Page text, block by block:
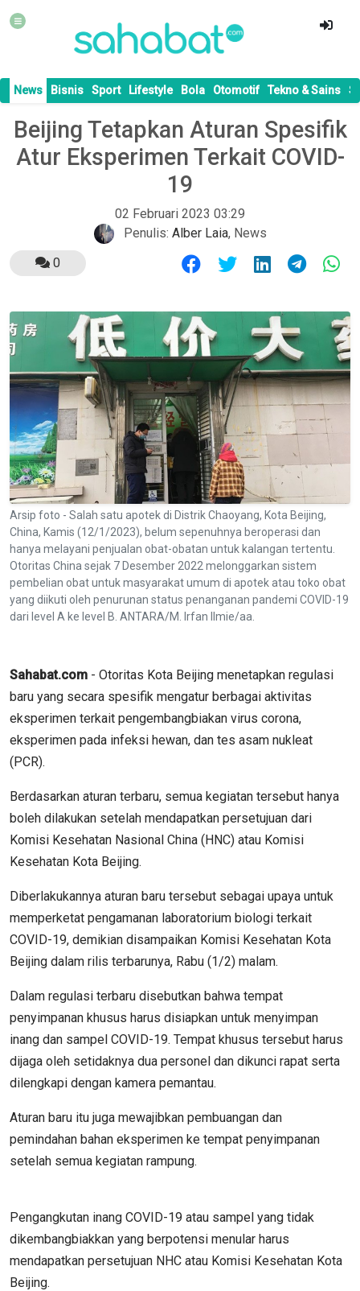
News Bisnis Sport Lifestyle Bola Otomotif Tekno & Sains
Beijing Tetapkan Aturan Spesifik
Atur Eksperimen Terkait COVID-
19
02 Februari 2023 03:29
Penulis: Alber Laia, News
0
Arsip foto - Salah satu apotek di Distrik Chaoyang, Kota Beijing,
China, Kamis (12/1/2023), belum sepenuhnya beroperasi dan
hanya melayani penjualan obat-obatan untuk kalangan tertentu.
Otoritas China sejak 7 Desember 2022 melonggarkan sistem
pembelian obat untuk masyarakat umum di apotek atau toko obat
yang diikuti oleh penurunan status penanganan pandemi COVID-19
dari level A ke level B. ANTARA/M. Irfan Ilmie/aa.
Sahabat.com - Otoritas Kota Beijing menetapkan regulasi
baru yang secara spesifik mengatur berbagai aktivitas
eksperimen terkait pengembangbiakan virus corona,
eksperimen pada infeksi hewan, dan tes asam nukleat
(PCR).
Berdasarkan aturan terbaru, semua kegiatan tersebut hanya
boleh dilakukan setelah mendapatkan persetujuan dari
Komisi Kesehatan Nasional China (HNC) atau Komisi
Kesehatan Kota Beijing.
Diberlakukannya aturan baru tersebut sebagai upaya untuk
memperketat pengamanan laboratorium biologi terkait
COVID-19, demikian disampaikan Komisi Kesehatan Kota
Beijing dalam rilis terbarunya, Rabu (1/2) malam.
Dalam regulasi terbaru disebutkan bahwa tempat
penyimpanan khusus harus disiapkan untuk menyimpan
inang dan sampel COVID-19. Tempat khusus tersebut harus
dijaga oleh setidaknya dua personel dan dikunci rapat serta
dilengkapi dengan kamera pemantau.
Aturan baru itu juga mewajibkan pembuangan dan
pemindahan bahan eksperimen ke tempat penyimpanan
setelah semua kegiatan rampung.
Pengangkutan inang COVID-19 atau sampel yang tidak
dikembangbiakkan yang berpotensi menular harus
mendapatkan persetujuan NHC atau Komisi Kesehatan Kota
Beijing.